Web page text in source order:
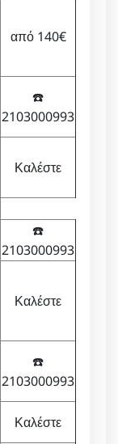
από 140€
☎️
2103000993
Καλέστε
☎️
2103000993
Καλέστε
☎️
2103000993
Καλέστε